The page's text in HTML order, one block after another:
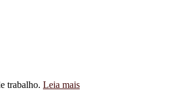
trabalho. Leia mais